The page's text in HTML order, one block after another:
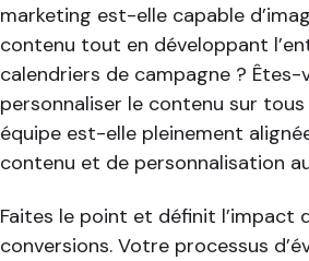
marketing est-elle capable
contenu tout en développant
calendriers de campagne ?
personnaliser le contenu sur
équipe est-elle pleinement
contenu et de personnalisation
Faites le point et définit l’impact
conversions. Votre processus